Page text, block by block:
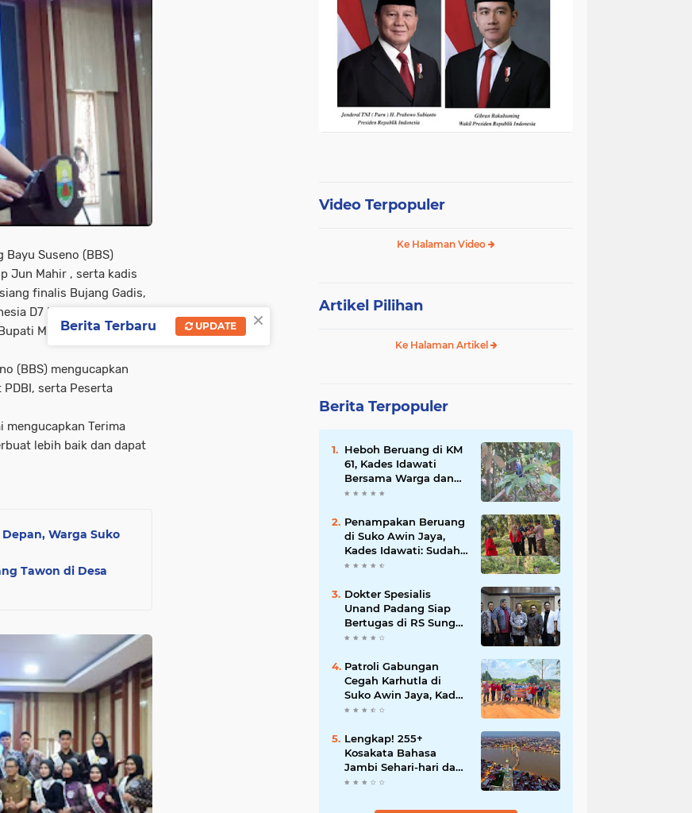
Bayu Suseno (BBS)
Jun Mahir , serta kadis
finalis Bujang Gadis,
D7 Muaro Jambi
Muaro Jambi ,
(BBS) mengucapkan
serta Peserta
mengucapkan Terima
lebih baik dan dapat
Warga Suko
Tawon di Desa
Video Terpopuler
Ke Halaman Video
Artikel Pilihan
Ke Halaman Artikel
Berita Terpopuler
Heboh Beruang di KM
61, Kades Idawati
Bersama Warga dan
BPD Turun Langsung
Penampakan Beruang
di Suko Awin Jaya,
Kades Idawati: Sudah
Lapor BKSDA Jambi
Dokter Spesialis
Unand Padang Siap
Bertugas di RS Sungai
Bahar, Bupati BBS
Patroli Gabungan
Cegah Karhutla di
Suko Awin Jaya, Kades
Idawati Gandeng PT
Lengkap! 255+
Kosakata Bahasa
Jambi Sehari-hari dan
Artinya
×
Berita Terbaru UPDATE